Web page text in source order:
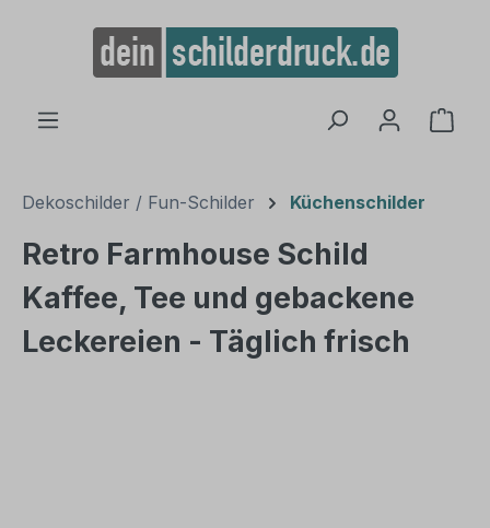
springen
Dekoschilder / Fun-Schilder Küchenschilder
Retro Farmhouse Schild
Kaffee, Tee und gebackene
Leckereien - Täglich frisch